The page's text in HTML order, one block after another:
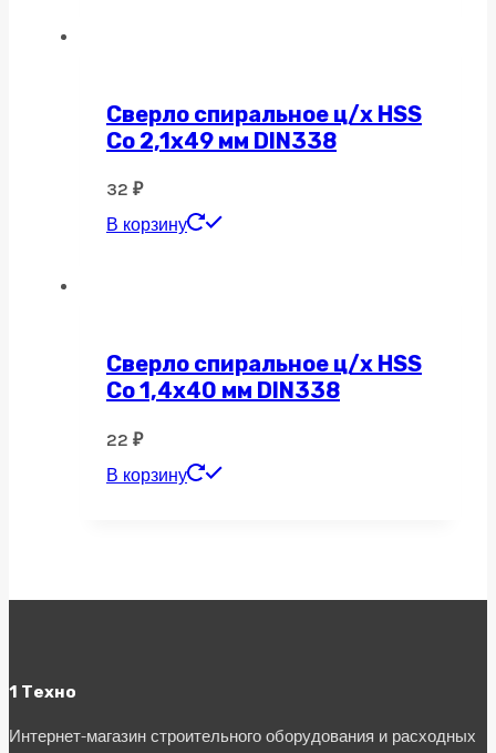
Сверло спиральное ц/х HSS
Co 2,1х49 мм DIN338
32 ₽
В корзину
Сверло спиральное ц/х HSS
Co 1,4х40 мм DIN338
22 ₽
В корзину
1 Техно
Интернет-магазин строительного оборудования и расходных